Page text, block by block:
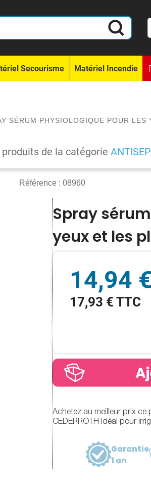
Secourisme Matériel Incendie
SÉRUM PHYSIOLOGIQUE POUR
de la catégorie
Référence : 08960
Spray
yeux et les
14,94
17,93 € TTC
Achetez au meilleur prix ce
CEDERROTH idéal pour
Garantie
1 an